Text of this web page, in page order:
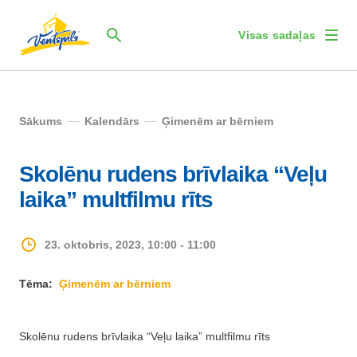
Visas sadaļas
Sākums Kalendārs Ģimenēm ar bērniem
Skolēnu rudens brīvlaika “Veļu
laika” multfilmu rīts
23. oktobris, 2023, 10:00 - 11:00
Tēma: Ģimenēm ar bērniem
Skolēnu rudens brīvlaika “Veļu laika” multfilmu rīts